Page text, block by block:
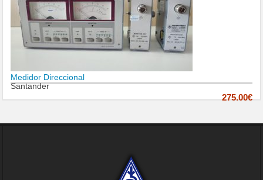
Medidor Direccional
Santander
275.00€